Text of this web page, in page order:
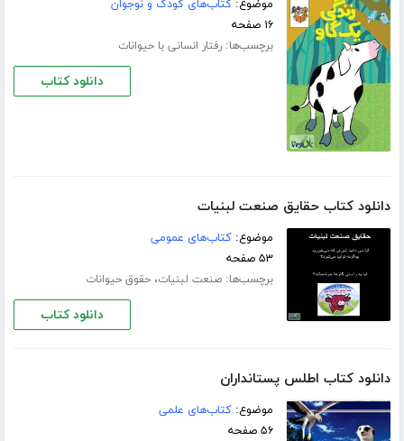
موضوع: کتاب‌های کودک و نوجوان
۱۶ صفحه
برچسب‌ها:رفتار انسانی با حیوانات
دانلود کتاب
دانلود کتاب حقایق صنعت لبنیات
موضوع:کتاب‌های عمومی
۵۳ صفحه
برچسب‌ها:صنعت لبنیات،حقوق حیوانات
دانلود کتاب
دانلود کتاب اطلس پستانداران
موضوع:کتاب‌های علمی
۵۶ صفحه